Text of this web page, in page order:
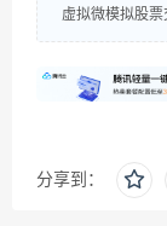
虚拟微模拟股
分享到：